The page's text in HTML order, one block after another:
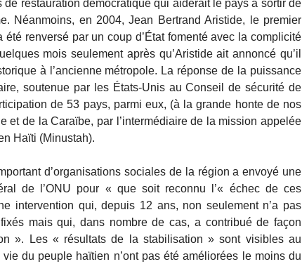
restauration démocratique qui aiderait le pays à sortir de
Néanmoins, en 2004, Jean Bertrand Aristide, le premier
renversé par un coup d’État fomenté avec la complicité
mois seulement après qu’Aristide ait annoncé qu’il
à l’ancienne métropole. La réponse de la puissance
soutenue par les États-Unis au Conseil de sécurité de
de 53 pays, parmi eux, (à la grande honte de nos
et de la Caraïbe, par l’intermédiaire de la mission appelée
Haïti (Minustah).
d’organisations sociales de la région a envoyé une
de l’ONU pour « que soit reconnu l’« échec de ces
intervention qui, depuis 12 ans, non seulement n’a pas
mais qui, dans nombre de cas, a contribué de façon
». Les « résultats de la stabilisation » sont visibles au
du peuple haïtien n’ont pas été améliorées le moins du